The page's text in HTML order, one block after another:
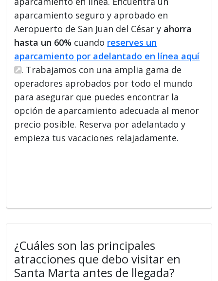
aparcamiento seguro y aprobado en
Aeropuerto de San Juan del César y ahorra
hasta un 60% cuando reserves un
aparcamiento por adelantado en línea aquí
. Trabajamos con una amplia gama de
operadores aprobados por todo el mundo
para asegurar que puedes encontrar la
opción de aparcamiento adecuada al menor
precio posible. Reserva por adelantado y
empieza tus vacaciones relajadamente.
¿Cuáles son las principales
atracciones que debo visitar en
Santa Marta antes de llegada?